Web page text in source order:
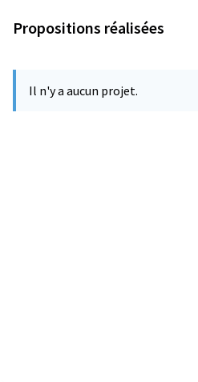
Propositions réalisées
Il n'y a aucun projet.